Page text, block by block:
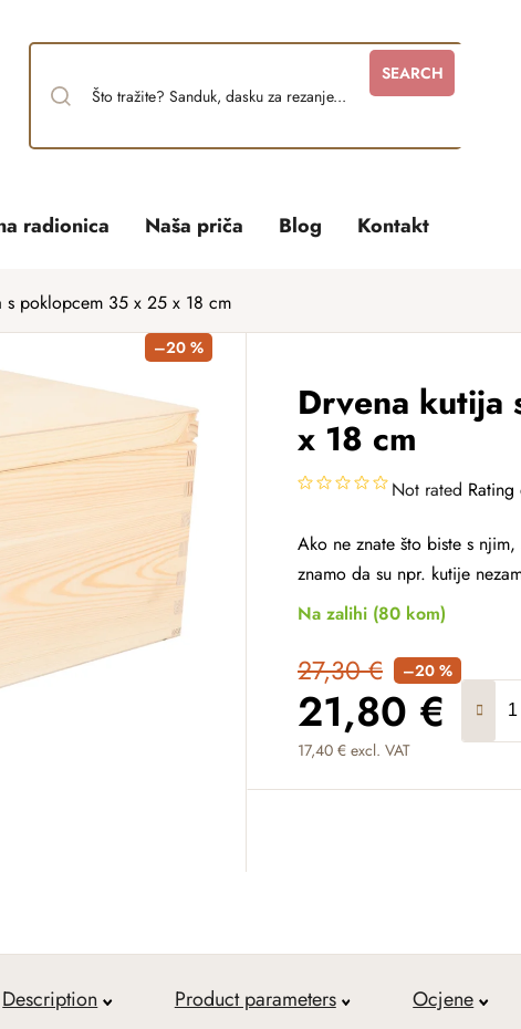
SEARCH
radionica Naša priča Blog Kontakt
s poklopcem 35 x 25 x 18 cm
Drvena
x 18 cm
Not rated
Ako ne znate što biste s
znamo da su npr. kutije
Na zalihi (80 kom)
27,30 € –20 %
21,80 €
17,40 € excl. VAT
Measure price:
–20 %
Description Product parameters Ocjene